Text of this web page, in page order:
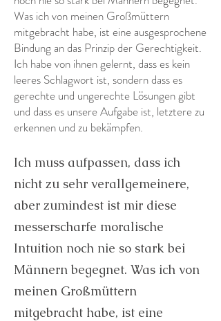
Was ich von meinen Großmüttern
mitgebracht habe, ist eine ausgesprochene
Bindung an das Prinzip der Gerechtigkeit.
Ich habe von ihnen gelernt, dass es kein
leeres Schlagwort ist, sondern dass es
gerechte und ungerechte Lösungen gibt
und dass es unsere Aufgabe ist, letztere zu
erkennen und zu bekämpfen.
Ich muss aufpassen, dass ich
nicht zu sehr verallgemeinere,
aber zumindest ist mir diese
messerscharfe moralische
Intuition noch nie so stark bei
Männern begegnet. Was ich von
meinen Großmüttern
mitgebracht habe, ist eine